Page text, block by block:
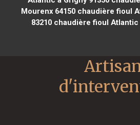
Mourenx 64150 chaudière fioul
83210 chaudière fioul Atlantic